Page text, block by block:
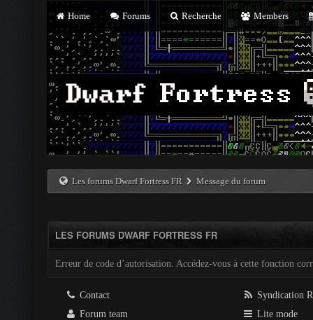
Home Forums Recherche Members
Les forums Dwarf Fortress FR Message du forum
LES FORUMS DWARF FORTRESS FR
Erreur de code d’autorisation. Accédez-vous à cette fonction
Contact
Forum team
Syndication
Lite mode